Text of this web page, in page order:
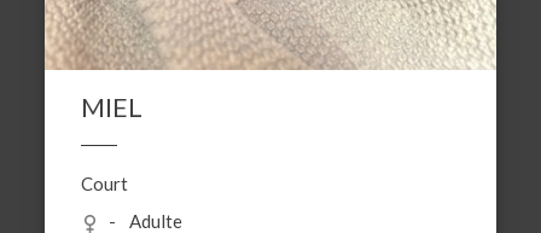
MIEL
Court
Adulte